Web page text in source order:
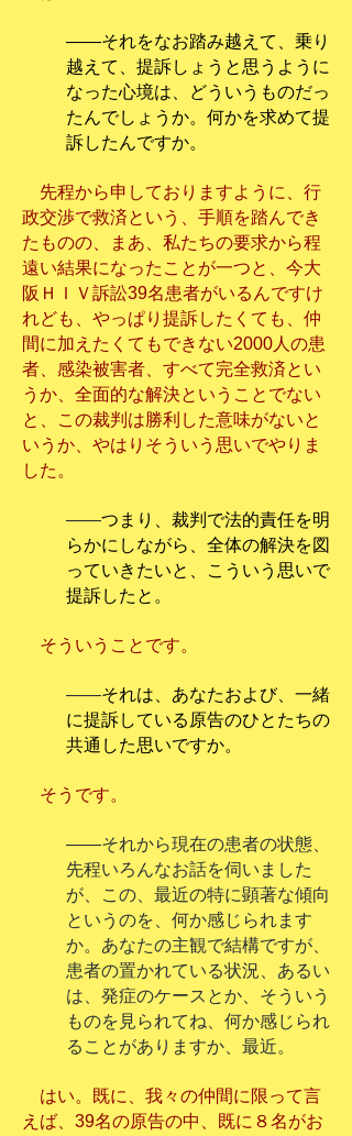
――それをなお踏み越えて、乗り
越えて、提訴しょうと思うように
なった心境は、どういうものだっ
たんでしょうか。何かを求めて提
訴したんですか。
先程から申しておりますように、行
政交渉で救済という、手順を踏んでき
たものの、まあ、私たちの要求から程
遠い結果になったことが一つと、今大
阪ＨＩＶ訴訟39名患者がいるんですけ
れども、やっぱり提訴したくても、仲
間に加えたくてもできない2000人の患
者、感染被害者、すべて完全救済とい
うか、全面的な解決ということでない
と、この裁判は勝利した意味がないと
いうか、やはりそういう思いでやりま
した。
――つまり、裁判で法的責任を明
らかにしながら、全体の解決を図
っていきたいと、こういう思いで
提訴したと。
そういうことです。
――それは、あなたおよび、一緒
に提訴している原告のひとたちの
共通した思いですか。
そうです。
――それから現在の患者の状態、
先程いろんなお話を伺いました
が、この、最近の特に顕著な傾向
というのを、何か感じられます
か。あなたの主観で結構ですが、
患者の置かれている状況、あるい
は、発症のケースとか、そういう
ものを見られてね、何か感じられ
ることがありますか、最近。
はい。既に、我々の仲間に限って言
えば、39名の原告の中、既に８名がお